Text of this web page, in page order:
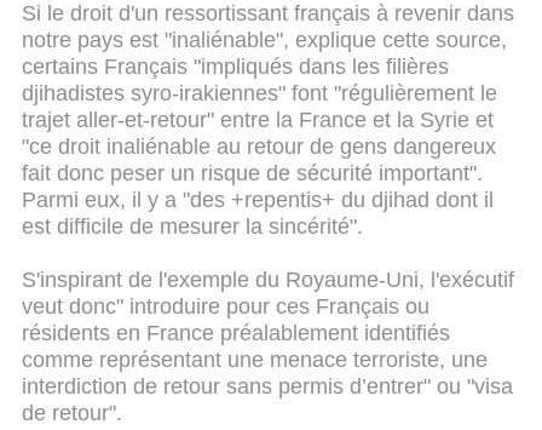
Si le droit d'un ressortissant français à revenir dans
notre pays est "inaliénable", explique cette source,
certains Français "impliqués dans les filières
djihadistes syro-irakiennes" font "régulièrement le
trajet aller-et-retour" entre la France et la Syrie et
"ce droit inaliénable au retour de gens dangereux
fait donc peser un risque de sécurité important".
Parmi eux, il y a "des +repentis+ du djihad dont il
est difficile de mesurer la sincérité".
S'inspirant de l'exemple du Royaume-Uni, l'exécutif
veut donc" introduire pour ces Français ou
résidents en France préalablement identifiés
comme représentant une menace terroriste, une
interdiction de retour sans permis d’entrer" ou "visa
de retour".